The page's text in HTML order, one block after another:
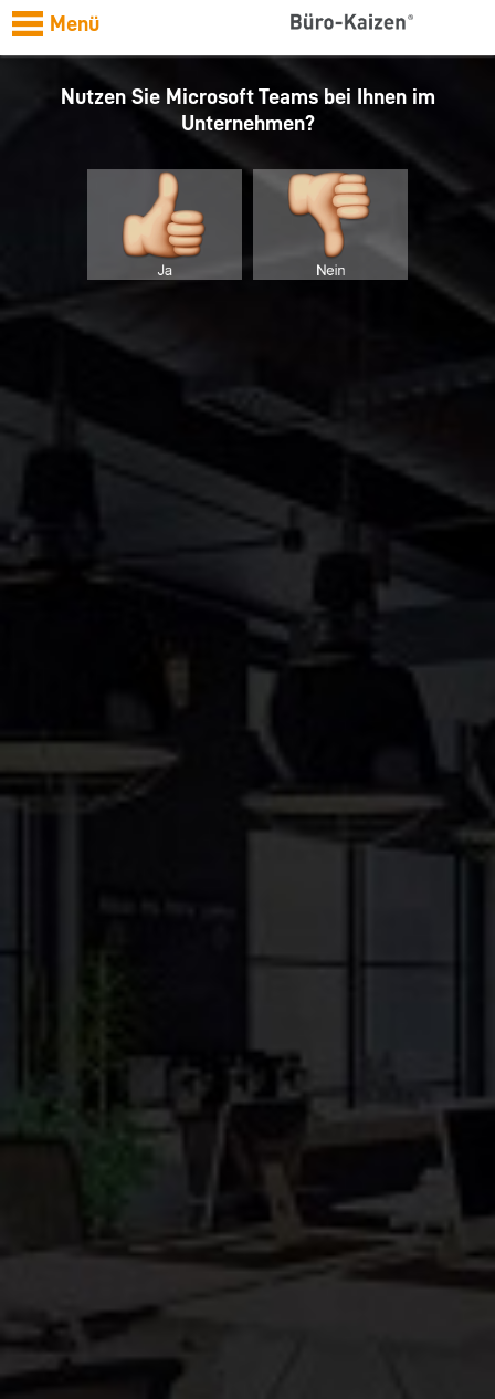
Menü
Nutzen Sie Microsoft Teams bei Ihnen im
Unternehmen?